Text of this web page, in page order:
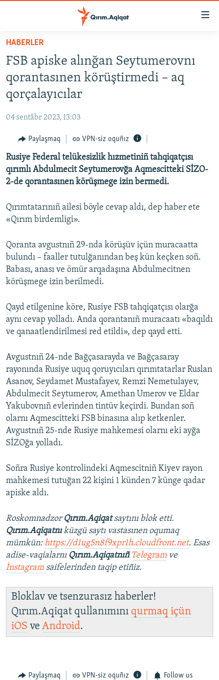
Esas
qaytmaq
Baş
navigatsiyağa
qaytmaq
Qıdıruvğa
SİYASET
İQTİSADİYAT
MEDENİYET
İNSAN AQLARI
VİDEO
SÜRET
FİKİR
Українською
QOŞULIÑIZ!
RFE/RS bütün saytları
HABERLER
FSB apiske alınğan Seytumerovnı
qorantasınen körüştirmedi – aq
qorçalayıcılar
04 sentâbr 2023, 13:03
Paylaşmaq VPN-siz oquñız
Rusiye Federal telükesizlik hızmetiniñ tahqiqatçısı
qırımlı Abdulmecit Seytumerovğa Aqmescitteki SİZO-
2-de qorantasınen körüşmege izin bermedi.
Qırımtatarınıñ ailesi böyle cevap aldı, dep haber ete
«Qırım birdemligi».
Qoranta avgustnıñ 29-nda körüşüv içün muracaatta
bulundı – faaller tutulğanından beş kün keçken soñ.
Babası, anası ve ömür arqadaşına Abdulmecitnen
körüşmege izin berilmedi.
Qayd etilgenine köre, Rusiye FSB tahqiqatçısı olarğa
aynı cevap yolladı. Anda qorantanıñ muracaatı «baqıldı
ve qanaatlendirilmesi red etildi», dep qayd etti.
Avgustnıñ 24-nde Bağçasarayda ve Bağçasaray
rayonında Rusiye uquq qoruyıcıları qırımtatarlar Ruslan
Asanov, Seydamet Mustafayev, Remzi Nemetulayev,
Abdulmecit Seytumerov, Amethan Umerov ve Eldar
Yakubovnıñ evlerinden tintüv keçirdi. Bundan soñ
olarnı Aqmescitteki FSB binasına alıp ketkenler.
Avgustnıñ 25-nde Rusiye mahkemesi olarnı eki ayğa
SİZOğa yolladı.
Soñra Rusiye kontrolindeki Aqmescitniñ Kiyev rayon
mahkemesi tutuğan 22 kişini 1 künden 7 künge qadar
apiske aldı.
Roskomnadzor Qırım.Aqiqatsaytını blok etti.
Qırım.Aqiqatnıküzgü saytı vastasınen oqumaq
mümkün:https://d1ug5n8f9xpr1h.cloudfront.net. Esas
adise-vaqialarnı Qırım.AqiqatnıñTelegram ve
İnstagram saifelerinden taqip etiñiz.
Bloklav ve tsenzurasız haberler!
Qırım.Aqiqat qullanımını qurmaq içün
iOS ve Android.
Paylaşmaq VPN-siz oquñız Follow us